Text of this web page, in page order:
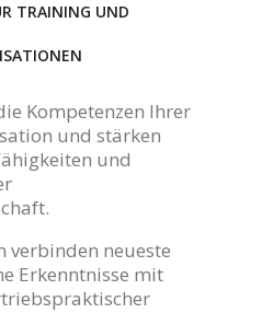
TRAINING UND
Kompetenzen Ihrer
und stärken
und
verbinden neueste
Erkenntnisse mit